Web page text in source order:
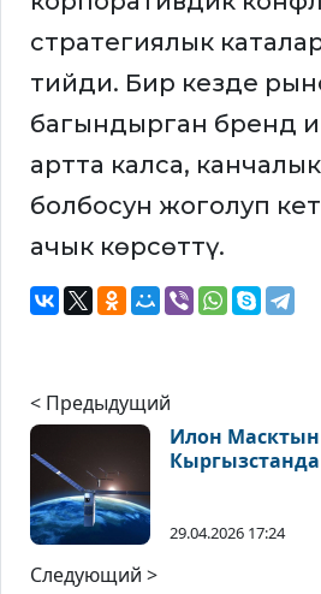
стратегиялык
тийди. Бир кезде
багындырган бренд
артта калса,
болбосун жоголуп
ачык көрсөттү.
< Предыдущий
Илон
29.04.2026 17:24
Следующий >